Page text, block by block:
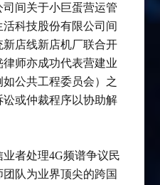
间关于小巨蛋营运管
科技股份有限公司间
店线新店机厂联合开
师亦成功代表营建业
公共工程委员会）之
或仲裁程序以协助解
者处理4G频谱争议民
队为业界顶尖的跨国